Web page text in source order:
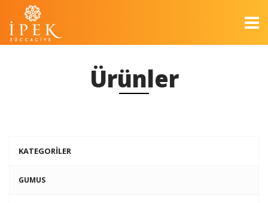
Ürünler
KATEGORİLER
GUMUS